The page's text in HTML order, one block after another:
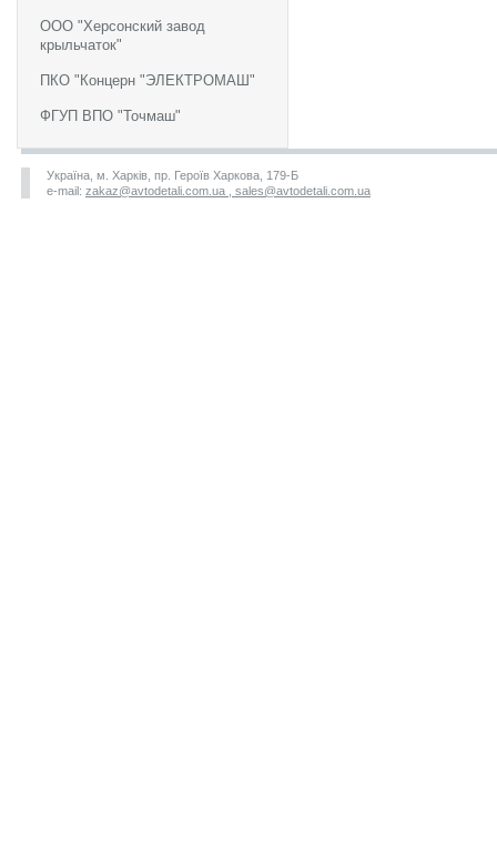
ООО "Херсонский завод
крыльчаток"
ПКО "Концерн "ЭЛЕКТРОМАШ"
ФГУП ВПО "Точмаш"
Україна, м. Харків, пр. Героїв Харкова, 179-Б
e-mail: zakaz@avtodetali.com.ua , sales@avtodetali.com.ua